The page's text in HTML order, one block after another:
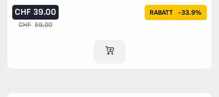
RABATT -33.9%
CHF 39.00
CHF 59.00
IM WARENKORB